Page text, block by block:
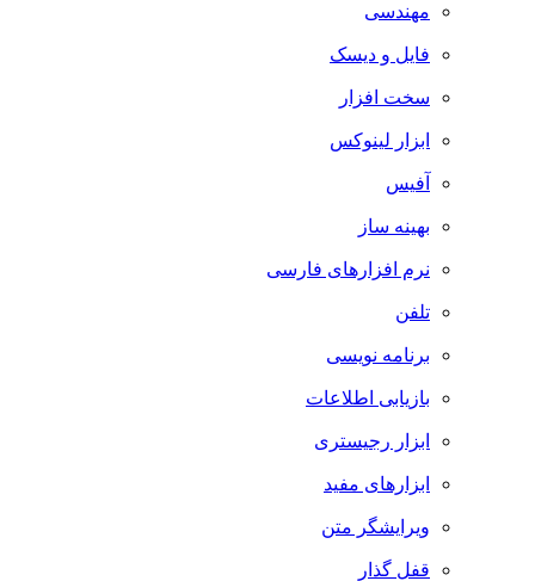
مهندسی
فایل و دیسک
سخت افزار
ابزار لینوکس
آفیس
بهینه ساز
نرم افزارهای فارسی
تلفن
برنامه نویسی
بازیابی اطلاعات
ابزار رجیستری
ابزارهای مفید
ویرایشگر متن
قفل گذار